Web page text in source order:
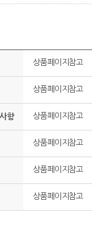
상품페이지참고
상품페이지참고
항 상품페이지참고
상품페이지참고
상품페이지참고
상품페이지참고